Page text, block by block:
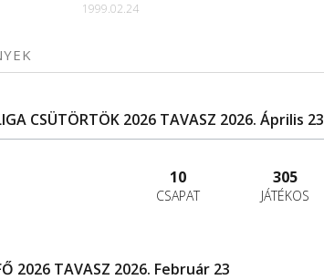
1999.02.24
CSÜTÖRTÖK 2026 TAVASZ 2026. Április 23
10
CSAPAT
305
JÁTÉKOS
2026 TAVASZ 2026. Február 23